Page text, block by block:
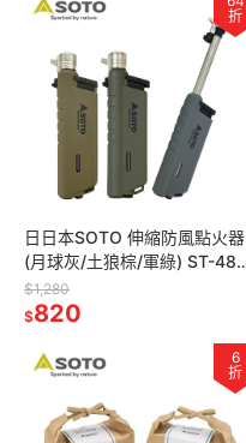
折
日日本SOTO 伸縮防風點火器
(月球灰/土狼棕/軍綠) ST-487
限定系列
$1,280
$820
6
折